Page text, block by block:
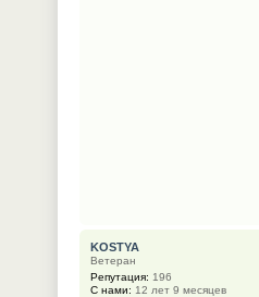
KOSTYA
Ветеран
Репутация: 196
С нами: 12 лет 9 месяцев